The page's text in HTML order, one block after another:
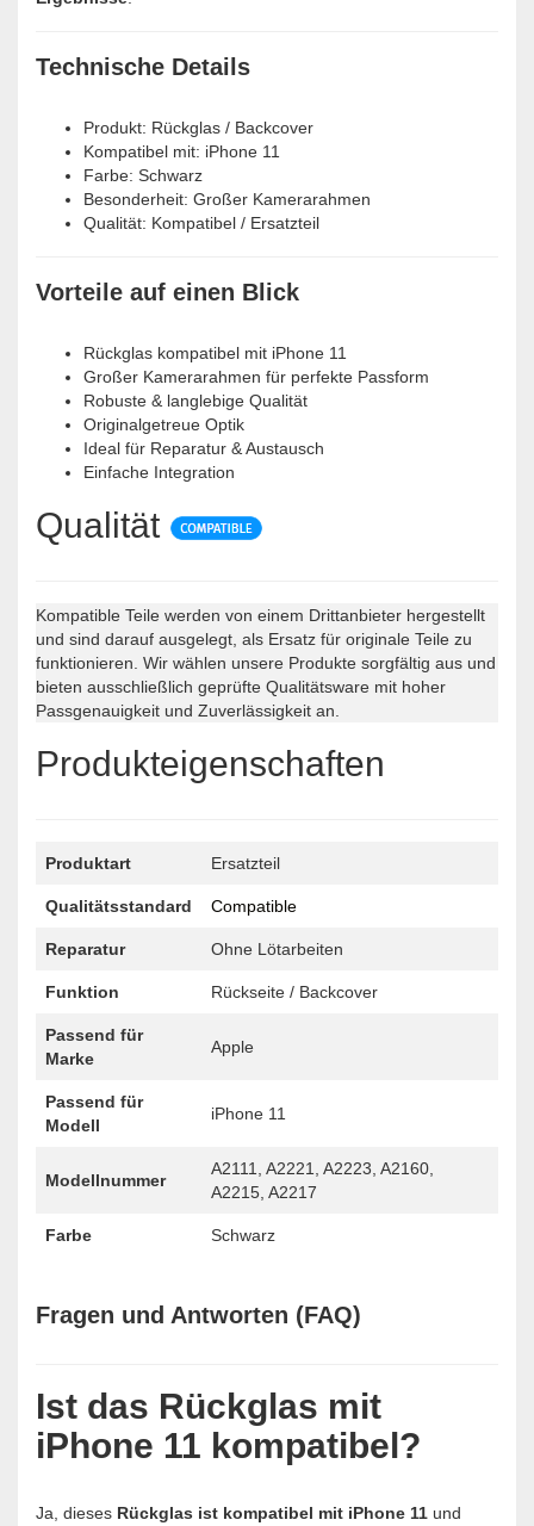
Technische Details
Produkt: Rückglas / Backcover
Kompatibel mit: iPhone 11
Farbe: Schwarz
Besonderheit: Großer Kamerarahmen
Qualität: Kompatibel / Ersatzteil
Vorteile auf einen Blick
Rückglas kompatibel mit iPhone 11
Großer Kamerarahmen für perfekte Passform
Robuste & langlebige Qualität
Originalgetreue Optik
Ideal für Reparatur & Austausch
Einfache Integration
Qualität
Kompatible Teile werden von einem Drittanbieter hergestellt
und sind darauf ausgelegt, als Ersatz für originale Teile zu
funktionieren. Wir wählen unsere Produkte sorgfältig aus und
bieten ausschließlich geprüfte Qualitätsware mit hoher
Passgenauigkeit und Zuverlässigkeit an.
Produkteigenschaften
Produktart Ersatzteil
Qualitätsstandard Compatible
Reparatur Ohne Lötarbeiten
Funktion Rückseite / Backcover
Passend für
Marke
Apple
Passend für
Modell
iPhone 11
Modellnummer
A2111, A2221, A2223, A2160,
A2215, A2217
Farbe Schwarz
Fragen und Antworten (FAQ)
Ist das Rückglas mit
iPhone 11 kompatibel?
Ja, dieses Rückglas ist kompatibel mit iPhone 11 und